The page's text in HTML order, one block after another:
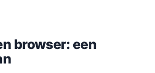
browser: een